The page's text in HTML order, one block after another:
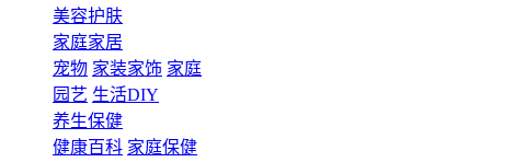
美容护肤
家庭家居
宠物 家装家饰 家庭
园艺 生活DIY
养生保健
健康百科 家庭保健